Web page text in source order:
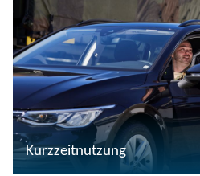
Kurzzeitnutzung